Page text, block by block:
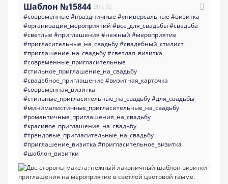
Шаблон №15844 90 x 50
#современные #праздничные #универсальные #визитка
#организация_мероприятий #все_для_свадьбы#свадьба
#светлые #приглашения #нежный #мероприятие
#пригласительные_на_свадьбу#свадебный_стилист
#приглашение_на_свадьбу#светлая_визитка
#современные_пригласительные
#стильное_приглашение_на_свадьбу
#свадебное_приглашение #визитная_карточка
#современная_визитка
#стильные_пригласительные_на_свадьбу#для_свадьбы
#минималистичные_пригласительные_на_свадьбу
#романтичные_приглашения_на_свадьбу
#красивое_приглашение_на_свадьбу
#трендовые_пригласительные_на_свадьбу
#приглашение_визитка #пригласительное_визитка
#шаблон_визитки